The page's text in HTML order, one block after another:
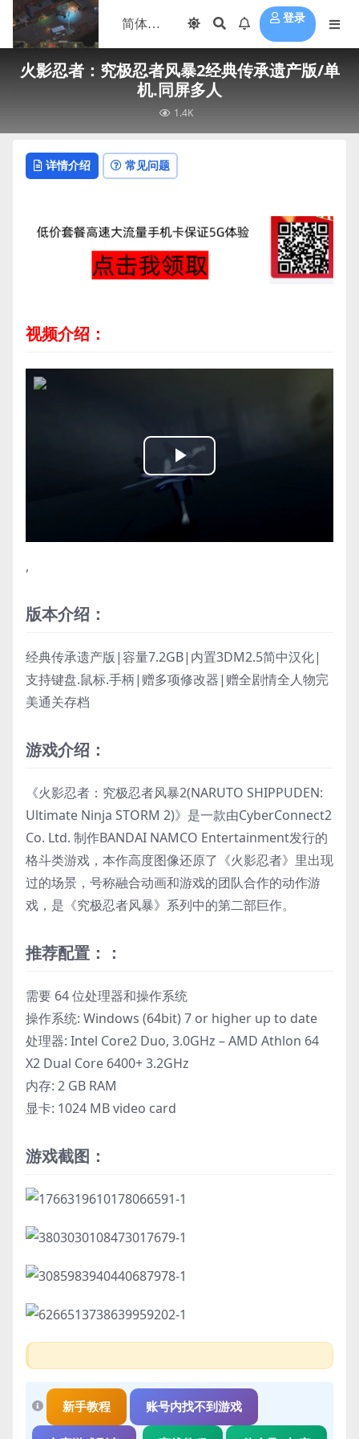
登录
火影忍者：究极忍者风暴2经典传承遗产版/单
机.同屏多人
1.4K
详情介绍 常见问题
视频介绍：
Play
Video
,
版本介绍：
经典传承遗产版|容量7.2GB|内置3DM2.5简中汉化|
支持键盘.鼠标.手柄|赠多项修改器|赠全剧情全人物完
美通关存档
游戏介绍：
《火影忍者：究极忍者风暴2(NARUTO SHIPPUDEN:
Ultimate Ninja STORM 2)》是一款由CyberConnect2
Co. Ltd. 制作BANDAI NAMCO Entertainment发行的
格斗类游戏，本作高度图像还原了《火影忍者》里出现
过的场景，号称融合动画和游戏的团队合作的动作游
戏，是《究极忍者风暴》系列中的第二部巨作。
推荐配置：：
需要 64 位处理器和操作系统
操作系统: Windows (64bit) 7 or higher up to date
处理器: Intel Core2 Duo, 3.0GHz – AMD Athlon 64
X2 Dual Core 6400+ 3.2GHz
内存: 2 GB RAM
显卡: 1024 MB video card
游戏截图：
新手教程 账号内找不到游戏